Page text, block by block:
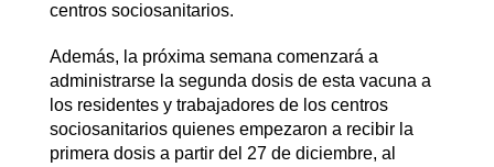
centros sociosanitarios.
Además, la próxima semana comenzará a
administrarse la segunda dosis de esta vacuna a
los residentes y trabajadores de los centros
sociosanitarios quienes empezaron a recibir la
primera dosis a partir del 27 de diciembre, al